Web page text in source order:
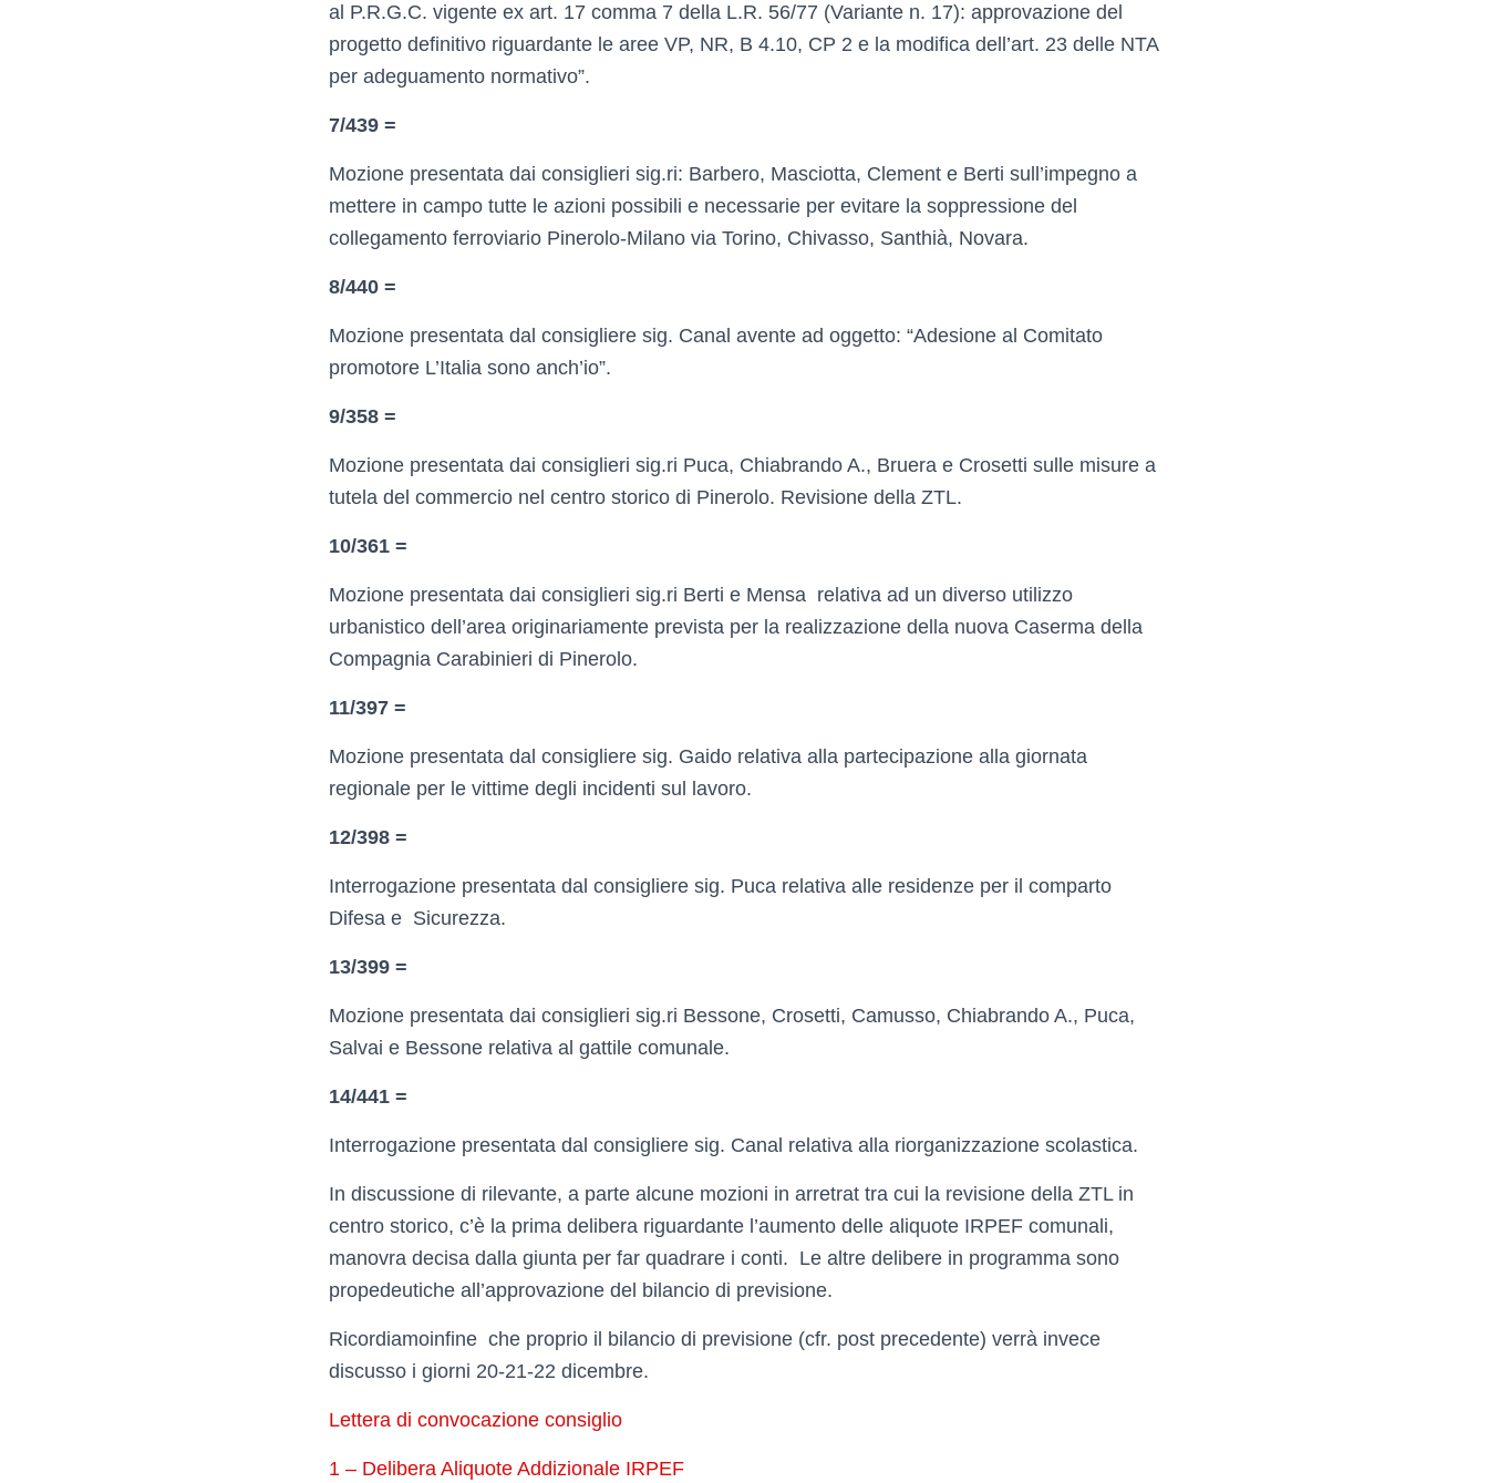
al P.R.G.C. vigente ex art. 17 comma 7 della L.R. 56/77 (Variante n. 17): approvazione del
progetto definitivo riguardante le aree VP, NR, B 4.10, CP 2 e la modifica dell’art. 23 delle NTA
per adeguamento normativo”.
7/439 =
Mozione presentata dai consiglieri sig.ri: Barbero, Masciotta, Clement e Berti sull’impegno a
mettere in campo tutte le azioni possibili e necessarie per evitare la soppressione del
collegamento ferroviario Pinerolo-Milano via Torino, Chivasso, Santhià, Novara.
8/440 =
Mozione presentata dal consigliere sig. Canal avente ad oggetto: “Adesione al Comitato
promotore L’Italia sono anch’io”.
9/358 =
Mozione presentata dai consiglieri sig.ri Puca, Chiabrando A., Bruera e Crosetti sulle misure a
tutela del commercio nel centro storico di Pinerolo. Revisione della ZTL.
10/361 =
Mozione presentata dai consiglieri sig.ri Berti e Mensa relativa ad un diverso utilizzo
urbanistico dell’area originariamente prevista per la realizzazione della nuova Caserma della
Compagnia Carabinieri di Pinerolo.
11/397 =
Mozione presentata dal consigliere sig. Gaido relativa alla partecipazione alla giornata
regionale per le vittime degli incidenti sul lavoro.
12/398 =
Interrogazione presentata dal consigliere sig. Puca relativa alle residenze per il comparto
Difesa e Sicurezza.
13/399 =
Mozione presentata dai consiglieri sig.ri Bessone, Crosetti, Camusso, Chiabrando A., Puca,
Salvai e Bessone relativa al gattile comunale.
14/441 =
Interrogazione presentata dal consigliere sig. Canal relativa alla riorganizzazione scolastica.
In discussione di rilevante, a parte alcune mozioni in arretrat tra cui la revisione della ZTL in
centro storico, c’è la prima delibera riguardante l’aumento delle aliquote IRPEF comunali,
manovra decisa dalla giunta per far quadrare i conti. Le altre delibere in programma sono
propedeutiche all’approvazione del bilancio di previsione.
Ricordiamoinfine che proprio il bilancio di previsione (cfr. post precedente) verrà invece
discusso i giorni 20-21-22 dicembre.
Lettera di convocazione consiglio
1 – Delibera Aliquote Addizionale IRPEF